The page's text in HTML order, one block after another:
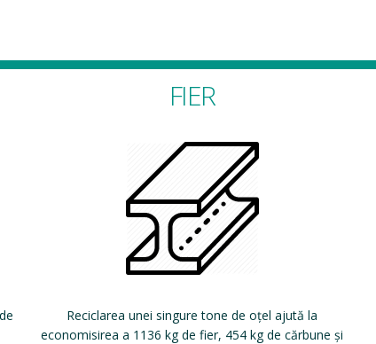
FIER
Reciclarea unei singure tone de oțel ajută la
economisirea a 1136 kg de fier, 454 kg de cărbune și